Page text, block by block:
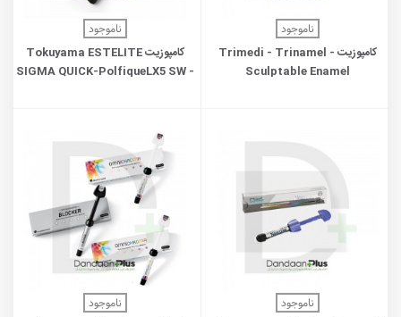
ناموجود
کامپوزیت - Trimedi - Trinamel
Sculptable Enamel
ناموجود
کامپوزیت Tokuyama ESTELITE
SIGMA QUICK-PolfiqueLX5 SW -
ناموجود
ناموجود